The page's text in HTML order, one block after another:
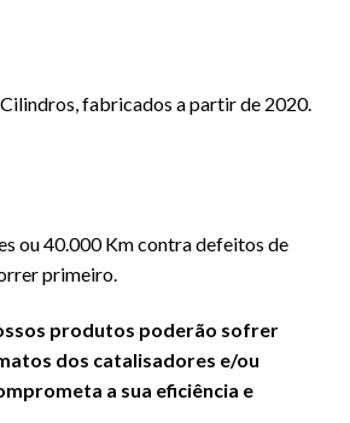
fabricados a partir de 2020.
ou 40.000 Km contra defeitos de
primeiro.
produtos poderão sofrer
dos catalisadores e/ou
a sua eficiência e